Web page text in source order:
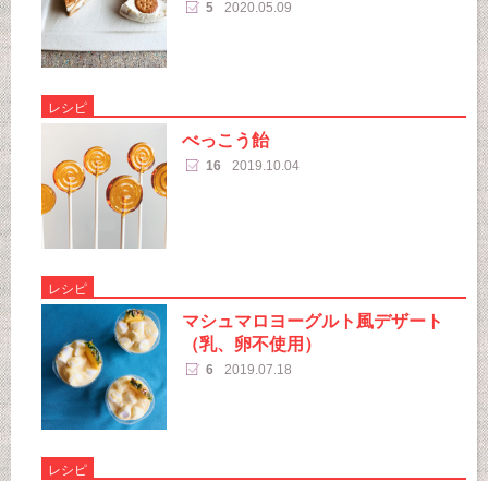
5 2020.05.09
レシピ
べっこう飴
16 2019.10.04
レシピ
マシュマロヨーグルト風デザート
（乳、卵不使用）
6 2019.07.18
レシピ